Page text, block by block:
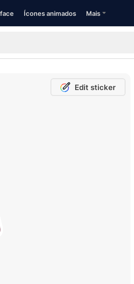
Ícones animados Mais
Edit sticker